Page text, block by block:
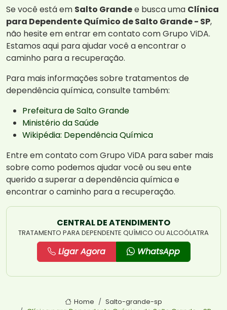
Se você está em Salto Grandee busca uma Clínica
para Dependente Químico de Salto Grande - SP,
não hesite em entrar em contato com Grupo ViDA.
Estamos aqui para ajudar você a encontrar o
caminho para a recuperação.
Para mais informações sobre tratamentos de
dependência química, consulte também:
Prefeitura de Salto Grande
Ministério da Saúde
Wikipédia: Dependência Química
Entre em contato com Grupo ViDA para saber mais
sobre como podemos ajudar você ou seu ente
querido a superar a dependência química e
encontrar o caminho para a recuperação.
CENTRAL DE ATENDIMENTO
TRATAMENTO PARA DEPENDENTE QUÍMICO OU ALCOÓLATRA
Ligar Agora WhatsApp
Home
Salto-grande-sp